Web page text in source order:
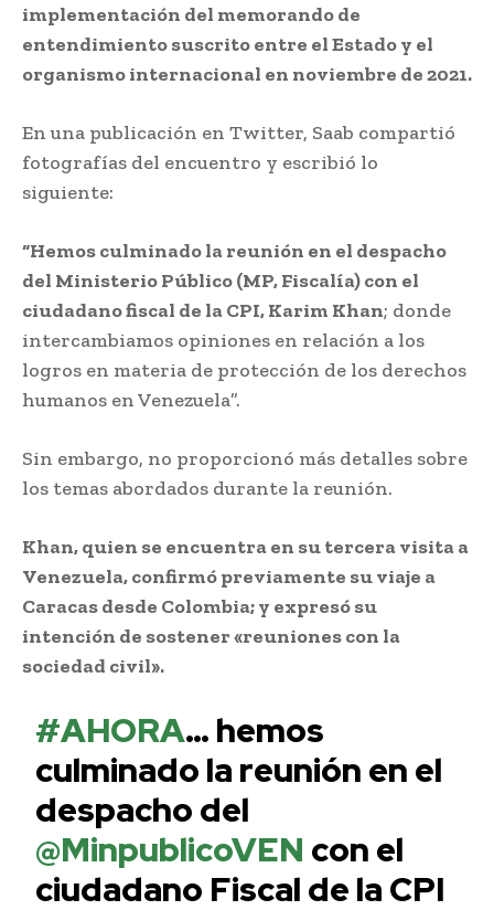
implementación del memorando de
entendimiento suscrito entre el Estado y el
organismo internacional en noviembre de 2021.
En una publicación en Twitter, Saab compartió
fotografías del encuentro y escribió lo
siguiente:
“Hemos culminado la reunión en el despacho
del Ministerio Público (MP, Fiscalía) con el
ciudadano fiscal de la CPI, Karim Khan; donde
intercambiamos opiniones en relación a los
logros en materia de protección de los derechos
humanos en Venezuela”.
Sin embargo, no proporcionó más detalles sobre
los temas abordados durante la reunión.
Khan, quien se encuentra en su tercera visita a
Venezuela, confirmó previamente su viaje a
Caracas desde Colombia; y expresó su
intención de sostener «reuniones con la
sociedad civil».
#AHORA… hemos
culminado la reunión en el
despacho del
@MinpublicoVEN con el
ciudadano Fiscal de la CPI